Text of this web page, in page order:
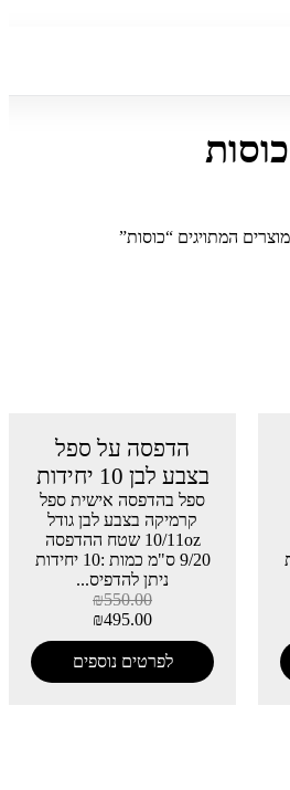
חפש
כוסות
המתויגים “כוסות”
הדפסה על ספל
בצבע לבן 10 יחידות
ספל בהדפסה אישית ספל
קרמיקה בצבע לבן גודל
10/11oz שטח ההדפסה
9/20 ס"מ כמות :10 יחידות
ניתן להדפיס...
₪550.00
₪495.00
לפרטים נוספים